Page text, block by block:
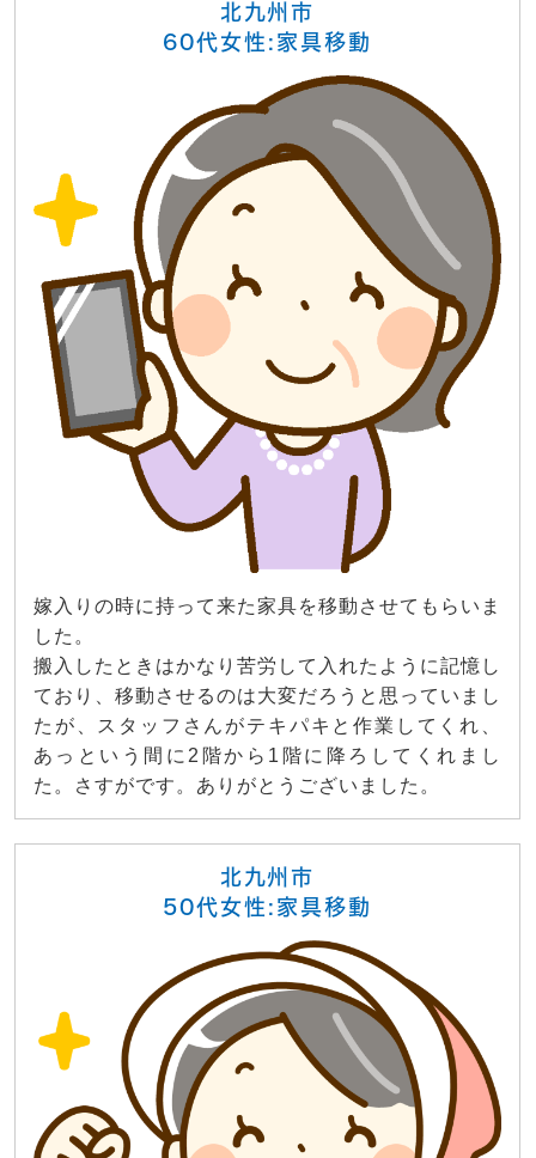
北九州市
60代女性:家具移動
嫁入りの時に持って来た家具を移動させてもらいま
した。
搬入したときはかなり苦労して入れたように記憶し
ており、移動させるのは大変だろうと思っていまし
たが、スタッフさんがテキパキと作業してくれ、
あっという間に2階から1階に降ろしてくれまし
た。さすがです。ありがとうございました。
北九州市
50代女性:家具移動